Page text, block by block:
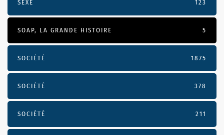
SEXE 123
SOAP, LA GRANDE HISTOIRE 5
SOCIÉTÉ 1875
SOCIÉTÉ 378
SOCIÉTÉ 211